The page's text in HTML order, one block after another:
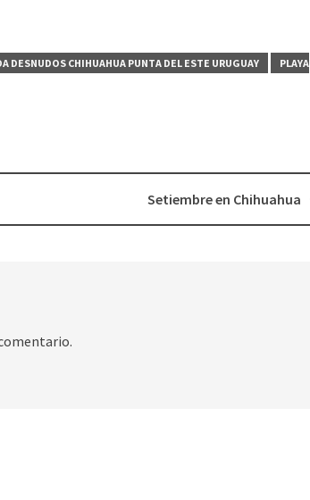
DESNUDOS CHIHUAHUA PUNTA DEL ESTE URUGUAY
PLAYA
Setiembre en Chihuahua